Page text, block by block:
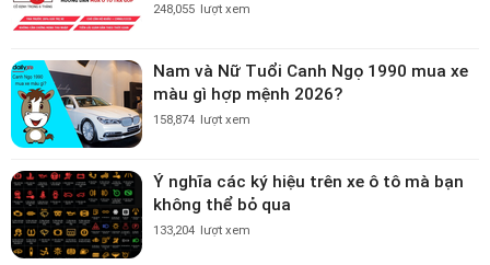
248,055 lượt xem
Nam và Nữ Tuổi Canh Ngọ 1990 mua xe
màu gì hợp mệnh 2026?
158,874 lượt xem
Ý nghĩa các ký hiệu trên xe ô tô mà bạn
không thể bỏ qua
133,204 lượt xem